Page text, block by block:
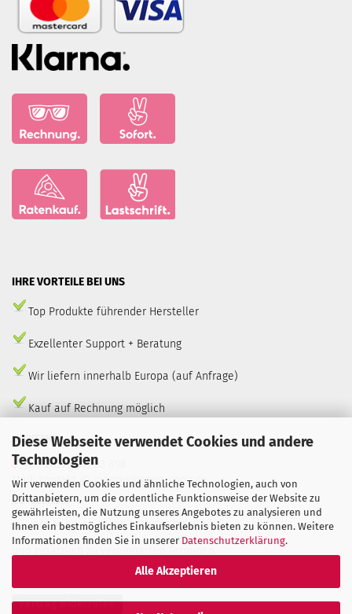
Diese Webseite verwendet Cookies und andere
Technologien
Wir verwenden Cookies und ähnliche Technologien, auch von
Drittanbietern, um die ordentliche Funktionsweise der Website zu
gewährleisten, die Nutzung unseres Angebotes zu analysieren und
Ihnen ein bestmögliches Einkaufserlebnis bieten zu können. Weitere
Informationen finden Sie in unserer Datenschutzerklärung.
Alle Akzeptieren
IHRE VORTEILE BEI UNS
Top Produkte führender Hersteller
Exzellenter Support + Beratung
Wir liefern innerhalb Europa (auf Anfrage)
Kauf auf Rechnung möglich
KONTAKT
Tel. 04535/ 49 53 898
Mail: kontakt @ marmorkamin-shop.de
Bürozeiten:
Mo–Do: 09:00–18:00, Fr: 09:00–13:00 Uhr
Vertrag widerrufen